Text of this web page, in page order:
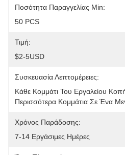
Ποσότητα Παραγγελίας Min:
50 PCS
Τιμή:
$2-5USD
Συσκευασία Λεπτομέρειες:
Κάθε Κομμάτι Του Εργαλείου
Περισσότερα Κομμάτια Σε Ένα
Χρόνος Παράδοσης:
7-14 Εργάσιμες Ημέρες